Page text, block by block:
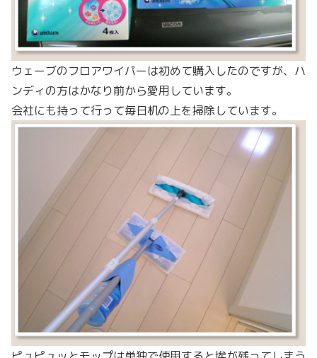
ウェーブのフロアワイパーは初めて購入したのですが、ハ
ンディの方はかなり前から愛用しています。
会社にも持って行って毎日机の上を掃除しています。